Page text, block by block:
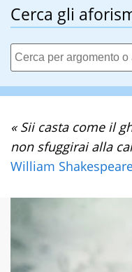
Cerca gli
« Sii casta come il
non sfuggirai alla
William